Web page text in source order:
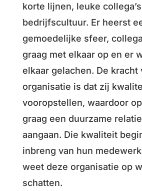
korte lijnen, leuke
bedrijfscultuur. Er heerst
gemoedelijke sfeer,
graag met elkaar op en er
elkaar gelachen. De kracht
organisatie is dat zij
vooropstellen, waardoor
graag een duurzame
aangaan. Die kwaliteit
inbreng van hun
weet deze organisatie op
schatten.